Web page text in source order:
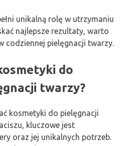
unikalną rolę w utrzymaniu
najlepsze rezultaty, warto
codziennej pielęgnacji twarzy.
do
twarzy?
kosmetyki do pielęgnacji
kluczowe jest
oraz jej unikalnych potrzeb.